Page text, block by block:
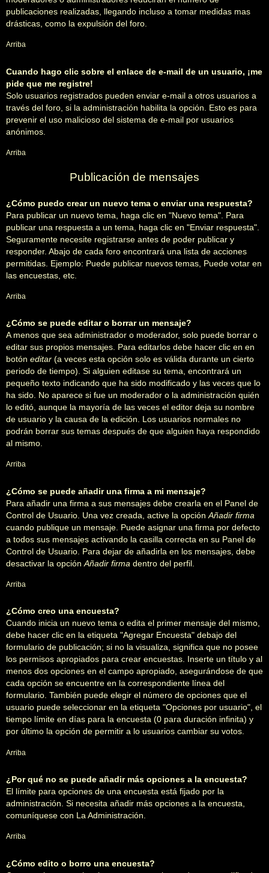
publicaciones realizadas, llegando incluso a tomar medidas mas
drásticas, como la expulsión del foro.
Arriba
Cuando hago clic sobre el enlace de e-mail de un usuario, ¡me
pide que me registre!
Solo usuarios registrados pueden enviar e-mail a otros usuarios a
través del foro, si la administración habilita la opción. Esto es para
prevenir el uso malicioso del sistema de e-mail por usuarios
anónimos.
Arriba
Publicación de mensajes
¿Cómo puedo crear un nuevo tema o enviar una respuesta?
Para publicar un nuevo tema, haga clic en "Nuevo tema". Para
publicar una respuesta a un tema, haga clic en "Enviar respuesta".
Seguramente necesite registrarse antes de poder publicar y
responder. Abajo de cada foro encontrará una lista de acciones
permitidas. Ejemplo: Puede publicar nuevos temas, Puede votar en
las encuestas, etc.
Arriba
¿Cómo se puede editar o borrar un mensaje?
A menos que sea administrador o moderador, solo puede borrar o
editar sus propios mensajes. Para editarlos debe hacer clic en en
botón editar (a veces esta opción solo es válida durante un cierto
periodo de tiempo). Si alguien editase su tema, encontrará un
pequeño texto indicando que ha sido modificado y las veces que lo
ha sido. No aparece si fue un moderador o la administración quién
lo editó, aunque la mayoría de las veces el editor deja su nombre
de usuario y la causa de la edición. Los usuarios normales no
podrán borrar sus temas después de que alguien haya respondido
al mismo.
Arriba
¿Cómo se puede añadir una firma a mi mensaje?
Para añadir una firma a sus mensajes debe crearla en el Panel de
Control de Usuario. Una vez creada, active la opción Añadir firma
cuando publique un mensaje. Puede asignar una firma por defecto
a todos sus mensajes activando la casilla correcta en su Panel de
Control de Usuario. Para dejar de añadirla en los mensajes, debe
desactivar la opción Añadir firma dentro del perfil.
Arriba
¿Cómo creo una encuesta?
Cuando inicia un nuevo tema o edita el primer mensaje del mismo,
debe hacer clic en la etiqueta "Agregar Encuesta" debajo del
formulario de publicación; si no la visualiza, significa que no posee
los permisos apropiados para crear encuestas. Inserte un título y al
menos dos opciones en el campo apropiado, asegurándose de que
cada opción se encuentre en la correspondiente línea del
formulario. También puede elegir el número de opciones que el
usuario puede seleccionar en la etiqueta "Opciones por usuario", el
tiempo límite en días para la encuesta (0 para duración infinita) y
por último la opción de permitir a lo usuarios cambiar su votos.
Arriba
¿Por qué no se puede añadir más opciones a la encuesta?
El límite para opciones de una encuesta está fijado por la
administración. Si necesita añadir más opciones a la encuesta,
comuníquese con La Administración.
Arriba
¿Cómo edito o borro una encuesta?